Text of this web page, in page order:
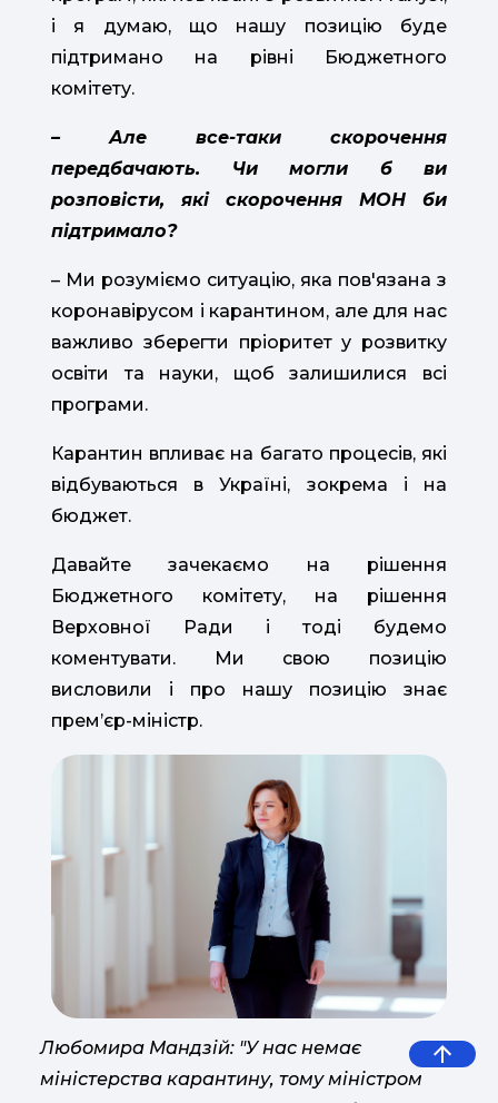
і я думаю, що нашу позицію буде
підтримано на рівні Бюджетного
комітету.
– Але все-таки скорочення
передбачають. Чи могли б ви
розповісти, які скорочення МОН би
підтримало?
– Ми розуміємо ситуацію, яка пов'язана з
коронавірусом і карантином, але для нас
важливо зберегти пріоритет у розвитку
освіти та науки, щоб залишилися всі
програми.
Карантин впливає на багато процесів, які
відбуваються в Україні, зокрема і на
бюджет.
Давайте зачекаємо на рішення
Бюджетного комітету, на рішення
Верховної Ради і тоді будемо
коментувати. Ми свою позицію
висловили і про нашу позицію знає
прем’єр-міністр.
Любомира Мандзій: "У нас немає
міністерства карантину, тому міністром